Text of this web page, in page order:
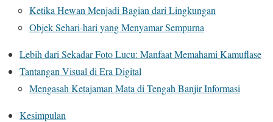
Ketika Hewan Menjadi Bagian dari Lingkungan
Objek Sehari-hari yang Menyamar Sempurna
Lebih dari Sekadar Foto Lucu: Manfaat Memahami Kamuflase
Tantangan Visual di Era Digital
Mengasah Ketajaman Mata di Tengah Banjir Informasi
Kesimpulan